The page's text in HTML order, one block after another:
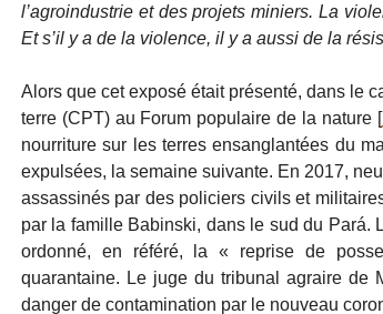
l’agroindustrie et des projets miniers. La
Et s’il y a de la violence, il y a aussi de la
Alors que cet exposé était présenté, dans le
terre (CPT) au Forum populaire de la nature[
nourriture sur les terres ensanglantées du
expulsées, la semaine suivante. En 2017,
assassinés par des policiers civils et
par la famille Babinski, dans le sud du Pará.
ordonné, en référé, la « reprise de
quarantaine. Le juge du tribunal agraire de
danger de contamination par le nouveau